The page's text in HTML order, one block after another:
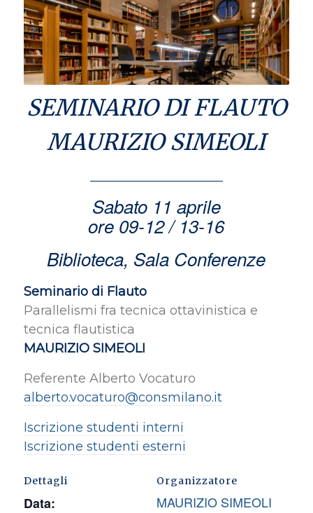
SEMINARIO DI FLAUTO
MAURIZIO SIMEOLI
Sabato 11 aprile
ore 09-12 / 13-16
Biblioteca, Sala Conferenze
Seminario di Flauto
Parallelismi fra tecnica ottavinistica e
tecnica flautistica
MAURIZIO SIMEOLI
Referente Alberto Vocaturo
alberto.vocaturo@consmilano.it
Iscrizione studenti interni
Iscrizione studenti esterni
Dettagli
Data:
Organizzatore
MAURIZIO SIMEOLI